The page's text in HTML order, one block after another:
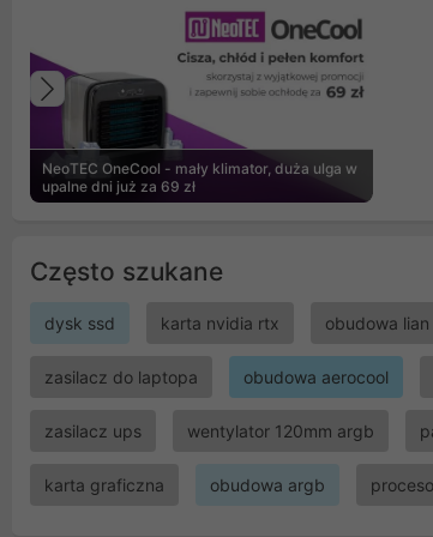
NeoTEC OneCool - mały klimator, duża ulga w
upalne dni już za 69 zł
Poprzedni
Często szukane
dysk ssd karta nvidia rtx obudowa lian
zasilacz do laptopa obudowa aerocool
zasilacz ups wentylator 120mm argb
karta graficzna obudowa argb